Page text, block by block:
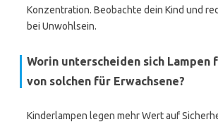
Konzentration. Beobachte dein Kind und
bei Unwohlsein.
Worin unterscheiden sich Lampen
von solchen für Erwachsene?
Kinderlampen legen mehr Wert auf